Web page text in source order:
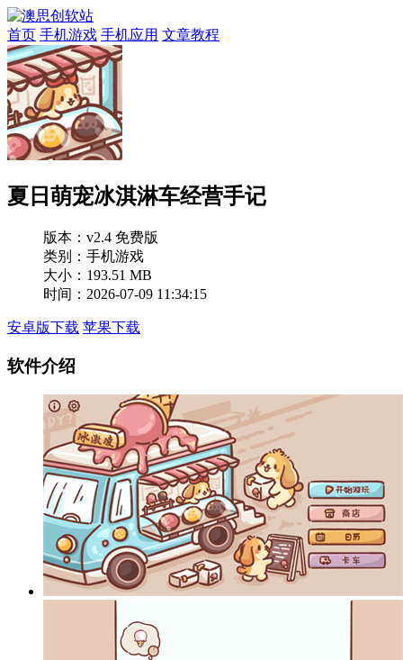
首页 手机游戏 手机应用 文章教程
夏日萌宠冰淇淋车经营手记
版本： v2.4 免费版
类别：手机游戏
大小：193.51 MB
时间：2026-07-09 11:34:15
安卓版下载 苹果下载
软件介绍